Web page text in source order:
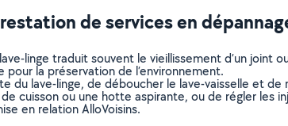
de services en
linge traduit souvent le vieillissement d’un
la préservation de l’environnement.
du lave-linge, de déboucher le lave-vaisselle et
cuisson ou une hotte aspirante, ou de régler les
en relation AlloVoisins.